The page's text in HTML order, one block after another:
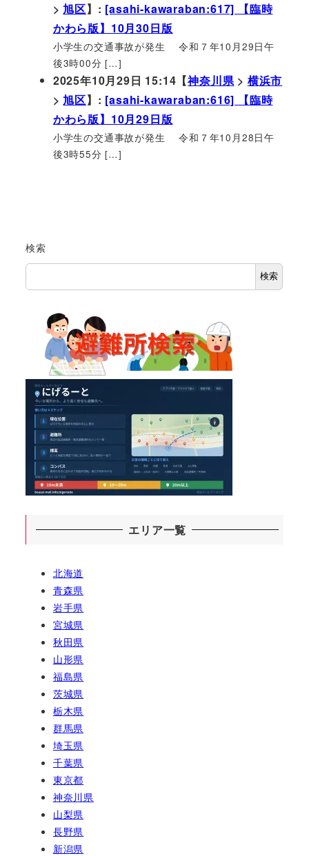
> 旭区】: [asahi-kawaraban:617] 【臨時
かわら版】10月30日版
小学生の交通事故が発生 令和７年10月29日午
後3時00分 […]
2025年10月29日 15:14【神奈川県> 横浜市
> 旭区】: [asahi-kawaraban:616] 【臨時
かわら版】10月29日版
小学生の交通事故が発生 令和７年10月28日午
後3時55分 […]
検索
検索
エリア一覧
北海道
青森県
岩手県
宮城県
秋田県
山形県
福島県
茨城県
栃木県
群馬県
埼玉県
千葉県
東京都
神奈川県
山梨県
長野県
新潟県